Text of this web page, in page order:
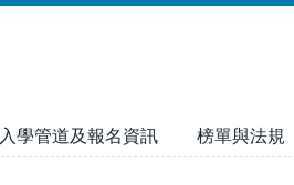
入學管道及報名資訊 榜單與法規